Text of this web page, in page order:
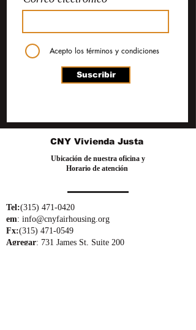
Acepto los términos y condiciones
Suscribir
CNY Vivienda Justa
Ubicación de nuestra oficina y
Horario de atención
Tel:(315) 471-0420
em: info@cnyfairhousing.org
Fx:(315) 471-0549
Agregar: 731 James St, Suite 200